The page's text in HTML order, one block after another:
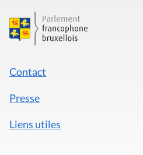
Contact
Presse
Liens utiles